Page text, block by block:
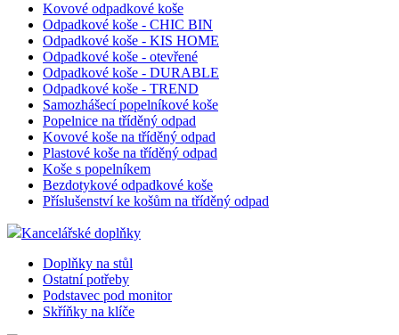
Kovové odpadkové koše
Odpadkové koše - CHIC BIN
Odpadkové koše - KIS HOME
Odpadkové koše - otevřené
Odpadkové koše - DURABLE
Odpadkové koše - TREND
Samozhášecí popelníkové koše
Popelnice na tříděný odpad
Kovové koše na tříděný odpad
Plastové koše na tříděný odpad
Koše s popelníkem
Bezdotykové odpadkové koše
Příslušenství ke košům na tříděný odpad
Kancelářské doplňky
Doplňky na stůl
Ostatní potřeby
Podstavec pod monitor
Skříňky na klíče